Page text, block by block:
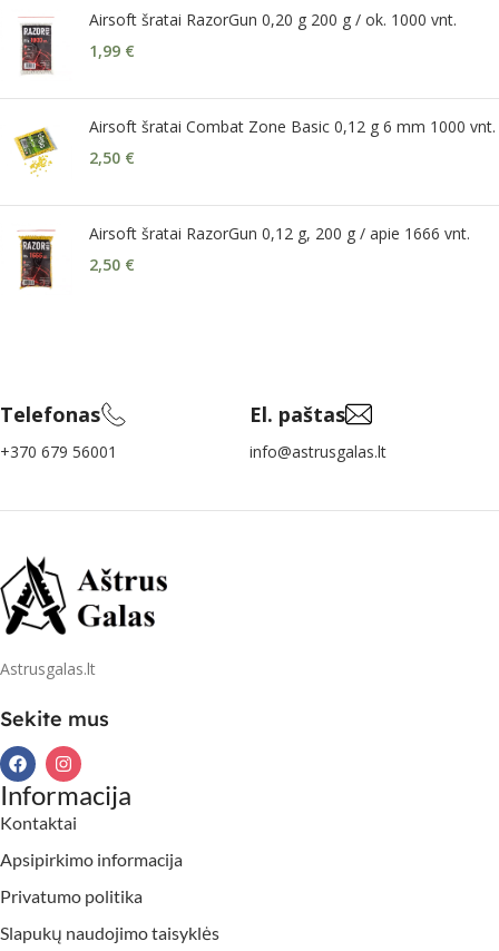
Airsoft šratai RazorGun 0,20 g 200 g / ok. 1000 vnt.
1,99 €
Airsoft šratai Combat Zone Basic 0,12 g 6 mm 1000 vnt.
2,50 €
Airsoft šratai RazorGun 0,12 g, 200 g / apie 1666 vnt.
2,50 €
Telefonas
+370 679 56001
El. paštas
info@astrusgalas.lt
Astrusgalas.lt
Sekite mus
Informacija
Kontaktai
Apsipirkimo informacija
Privatumo politika
Slapukų naudojimo taisyklės